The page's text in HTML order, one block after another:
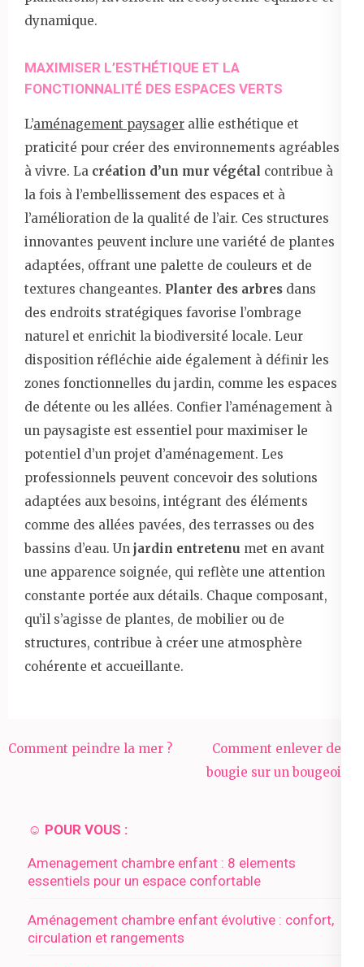
dynamique.
MAXIMISER L’ESTHÉTIQUE ET LA
FONCTIONNALITÉ DES ESPACES VERTS
L’aménagement paysager allie esthétique et
praticité pour créer des environnements agréables
à vivre. La création d’un mur végétal contribue à
la fois à l’embellissement des espaces et à
l’amélioration de la qualité de l’air. Ces structures
innovantes peuvent inclure une variété de plantes
adaptées, offrant une palette de couleurs et de
textures changeantes. Planter des arbres dans
des endroits stratégiques favorise l’ombrage
naturel et enrichit la biodiversité locale. Leur
disposition réfléchie aide également à définir les
zones fonctionnelles du jardin, comme les espaces
de détente ou les allées. Confier l’aménagement à
un paysagiste est essentiel pour maximiser le
potentiel d’un projet d’aménagement. Les
professionnels peuvent concevoir des solutions
adaptées aux besoins, intégrant des éléments
comme des allées pavées, des terrasses ou des
bassins d’eau. Un jardin entretenu met en avant
une apparence soignée, qui reflète une attention
constante portée aux détails. Chaque composant,
qu’il s’agisse de plantes, de mobilier ou de
structures, contribue à créer une atmosphère
cohérente et accueillante.
Navigation
Comment peindre la mer ?
Comment enlever de la
bougie sur un bougeoir ?
☺️ POUR VOUS :
Amenagement chambre enfant : 8 elements
essentiels pour un espace confortable
Aménagement chambre enfant évolutive : confort,
circulation et rangements